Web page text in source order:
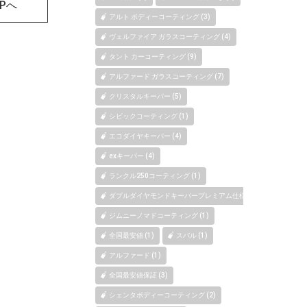
へ
アルト ボディーコーティング (3)
ヴェルファイア ガラスコーティング (4)
タント カーコーティング (9)
アルファード ガラスコーティング (7)
クリスタルキーパー (5)
シビックコーティング (1)
エコダイヤキーパー (4)
exキーパー (4)
ランクル250コーティング (1)
ダブルダイヤモンドキーパープレミアム仕様 (1)
ジムニーノマドコーティング (1)
全国最安値 (1) スバル (1)
アルファード (1)
全国最安値保証 (3)
シェンタボディーコーティング (2)